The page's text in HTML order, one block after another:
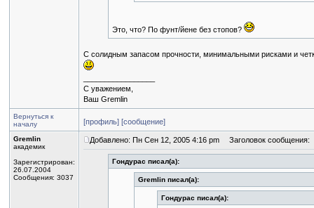
Это, что? По фунт/йене без стопов?
С солидным запасом прочности, минимальными рисками и
С уважением,
Ваш Gremlin
Вернуться к
началу
[профиль] [сообщение]
Gremlin
академик
Зарегистрирован:
26.07.2004
Сообщения: 3037
Добавлено: Пн Сен 12, 2005 4:16 pm Заголовок сообщения:
Гондурас писал(а):
Gremlin писал(а):
Гондурас писал(а):